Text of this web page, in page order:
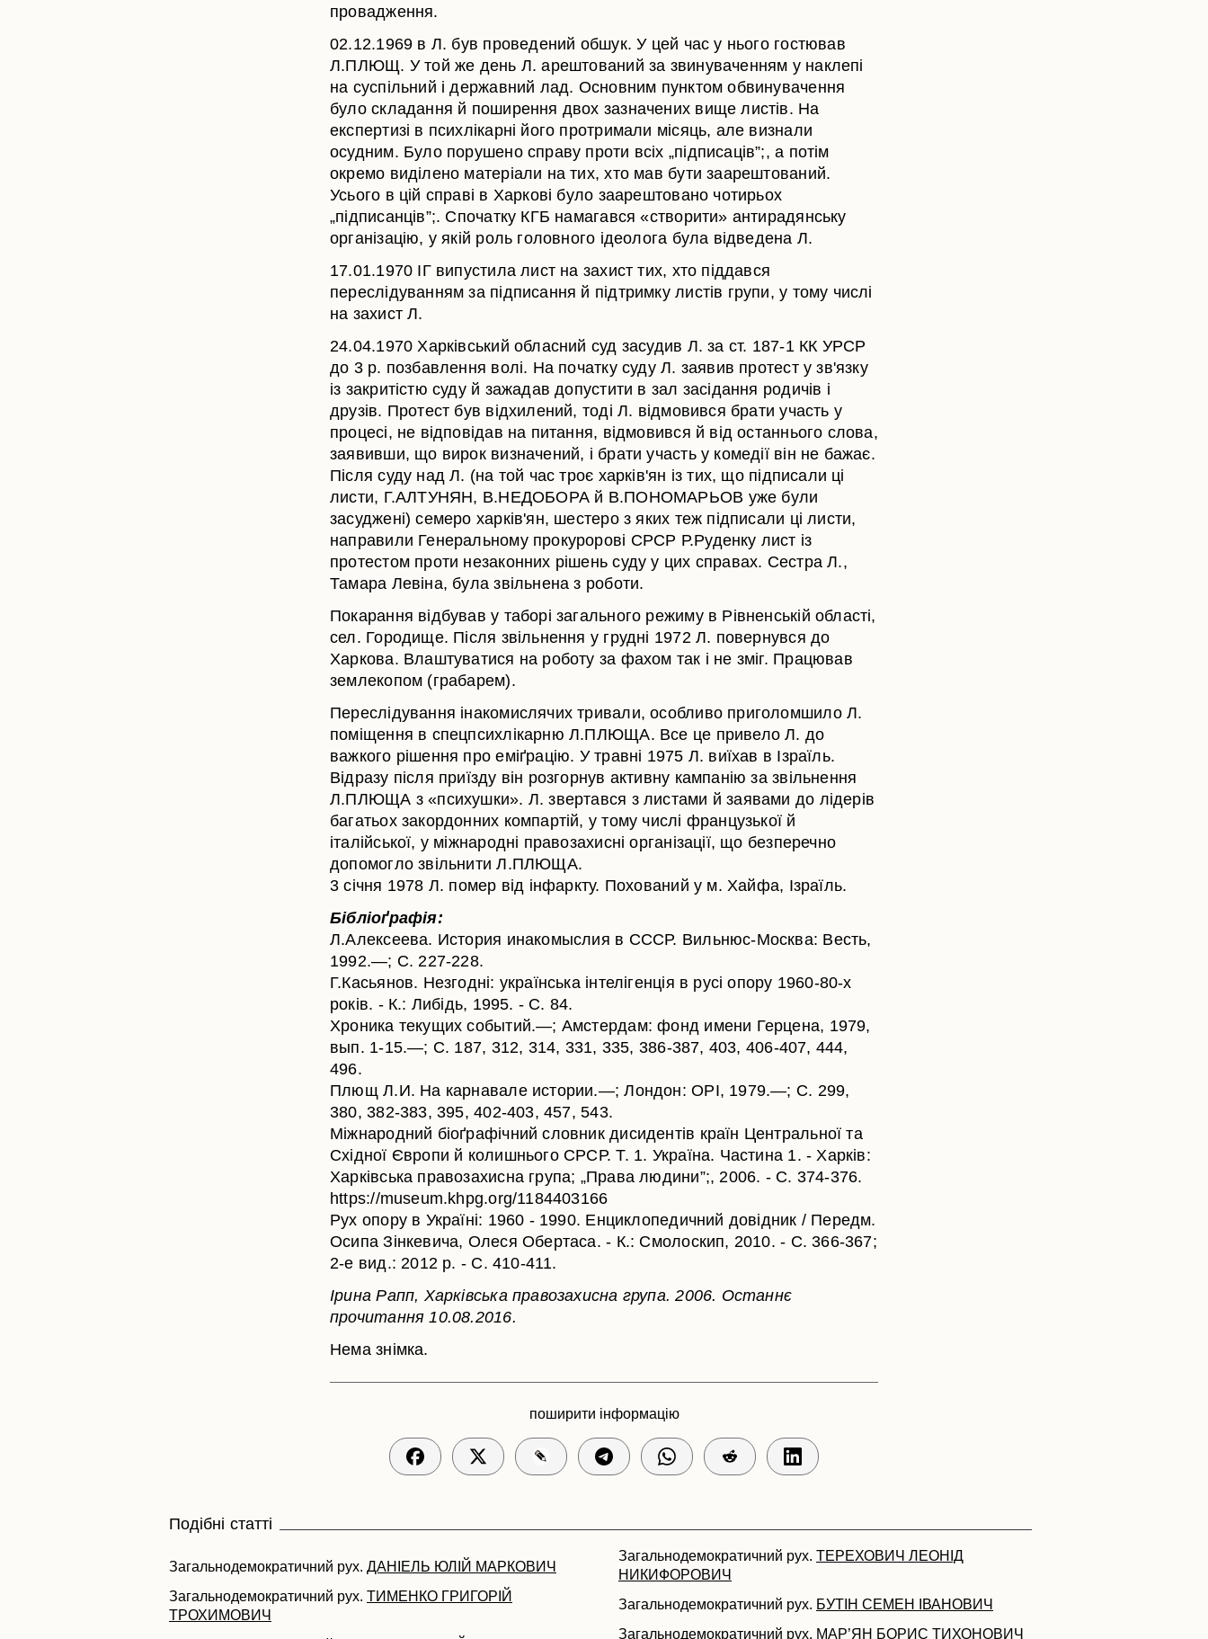
провадження.
02.12.1969 в Л. був проведений обшук. У цей час у нього гостював
Л.ПЛЮЩ. У той же день Л. арештований за звинуваченням у наклепі
на суспільний і державний лад. Основним пунктом обвинувачення
було складання й поширення двох зазначених вище листів. На
експертизі в психлікарні його протримали місяць, але визнали
осудним. Було порушено справу проти всіх „підписаців”;, а потім
окремо виділено матеріали на тих, хто мав бути заарештований.
Усього в цій справі в Харкові було заарештовано чотирьох
„підписанців”;. Спочатку КГБ намагався «створити» антирадянську
організацію, у якій роль головного ідеолога була відведена Л.
17.01.1970 ІГ випустила лист на захист тих, хто піддався
переслідуванням за підписання й підтримку листів групи, у тому числі
на захист Л.
24.04.1970 Харківський обласний суд засудив Л. за ст. 187-1 КК УРСР
до 3 р. позбавлення волі. На початку суду Л. заявив протест у зв'язку
із закритістю суду й зажадав допустити в зал засідання родичів і
друзів. Протест був відхилений, тоді Л. відмовився брати участь у
процесі, не відповідав на питання, відмовився й від останнього слова,
заявивши, що вирок визначений, і брати участь у комедії він не бажає.
Після суду над Л. (на той час троє харків'ян із тих, що підписали ці
листи, Г.АЛТУНЯН, В.НЕДОБОРА й В.ПОНОМАРЬОВ уже були
засуджені) семеро харків'ян, шестеро з яких теж підписали ці листи,
направили Генеральному прокуророві СРСР Р.Руденку лист із
протестом проти незаконних рішень суду у цих справах. Сестра Л.,
Тамара Левіна, була звільнена з роботи.
Покарання відбував у таборі загального режиму в Рівненській області,
сел. Городище. Після звільнення у грудні 1972 Л. повернувся до
Харкова. Влаштуватися на роботу за фахом так і не зміг. Працював
землекопом (грабарем).
Переслідування інакомислячих тривали, особливо приголомшило Л.
поміщення в спецпсихлікарню Л.ПЛЮЩА. Все це привело Л. до
важкого рішення про еміґрацію. У травні 1975 Л. виїхав в Ізраїль.
Відразу після приїзду він розгорнув активну кампанію за звільнення
Л.ПЛЮЩА з «психушки». Л. звертався з листами й заявами до лідерів
багатьох закордонних компартій, у тому числі французької й
італійської, у міжнародні правозахисні організації, що безперечно
допомогло звільнити Л.ПЛЮЩА.
3 січня 1978 Л. помер від інфаркту. Похований у м. Хайфа, Ізраїль.
Бібліоґрафія:
Л.Алексеева. История инакомыслия в СССР. Вильнюс-Москва: Весть,
1992.—; С. 227-228.
Г.Касьянов. Незгодні: українська інтелігенція в русі опору 1960-80-х
років. - К.: Либідь, 1995. - С. 84.
Хроника текущих событий.—; Амстердам: фонд имени Герцена, 1979,
вып. 1-15.—; С. 187, 312, 314, 331, 335, 386-387, 403, 406-407, 444,
496.
Плющ Л.И. На карнавале истории.—; Лондон: OPI, 1979.—; С. 299,
380, 382-383, 395, 402-403, 457, 543.
Міжнародний біоґрафічний словник дисидентів країн Центральної та
Східної Європи й колишнього СРСР. Т. 1. Україна. Частина 1. - Харків:
Харківська правозахисна група; „Права людини”;, 2006. - C. 374-376.
https://museum.khpg.org/1184403166
Рух опору в Україні: 1960 - 1990. Енциклопедичний довідник / Передм.
Осипа Зінкевича, Олеся Обертаса. - К.: Смолоскип, 2010. - С. 366-367;
2-е вид.: 2012 р. - С. 410-411.
Ірина Рапп, Харківська правозахисна група. 2006. Останнє
прочитання 10.08.2016.
Нема знімка.
поширити інформацію
Подібні статті
Загальнодемократичний рух. ДАНІЕЛЬ ЮЛІЙ МАРКОВИЧ
Загальнодемократичний рух. ТИМЕНКО ГРИГОРІЙ
ТРОХИМОВИЧ
Загальнодемократичний рух. ТЕРЕХОВИЧ ЛЕОНІД
НИКИФОРОВИЧ
Загальнодемократичний рух. БУТІН СЕМЕН ІВАНОВИЧ
Загальнодемократичний рух. МАР’ЯН БОРИС ТИХОНОВИЧ